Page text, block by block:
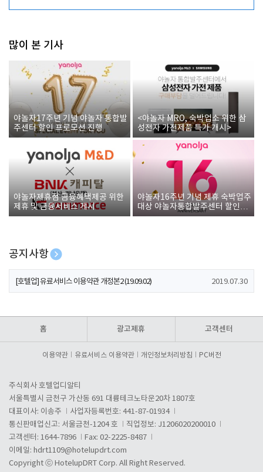
많이 본 기사
야놀자17주년 기념 야놀자 통합발
주센터 할인 프로모션 진행
<야놀자 MRO, 숙박업소 위한 삼
성전자 가전제품 특가 개시>
야놀자제휴점 금융혜택제공 위한
제휴 및 금융서비스 게시
야놀자16주년 기념 제휴 숙박업주
대상 야놀자통합발주센터 할인쿠
폰 증정
공지사항
[호텔업] 개인정보 처리방침 개정본1 (19.09.02)
[호텔업] 유료서비스 이용약관 개정본2 (19.09.02) 2019.07.30
홈 광고제휴 고객센터
이용약관 유료서비스 이용약관 개인정보처리방침 PC버전
주식회사 호텔업디알티
서울특별시 금천구 가산동 691 대륭테크노타운20차 1807호
대표이사: 이송주
사업자등록번호: 441-87-01934
통신판매업신고: 서울금천-1204 호
직업정보: J1206020200010
고객센터: 1644-7896
Fax: 02-2225-8487
이메일: hdrt1109@hotelupdrt.com
Copyright ⓒ HotelupDRT Corp. All Right Reserved.